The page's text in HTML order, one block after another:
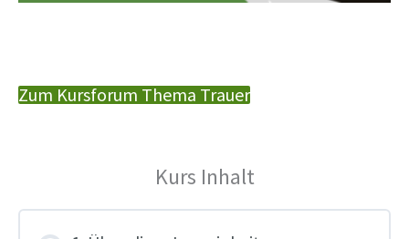
Zum Kursforum Thema Trauer
Kurs Inhalt